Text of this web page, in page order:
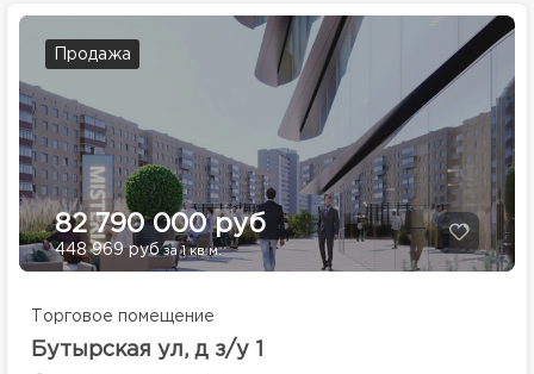
Продажа
82 790 000 руб
448 969 рубза 1 кв.м.
Торговое помещение
Бутырская ул, д з/у 1